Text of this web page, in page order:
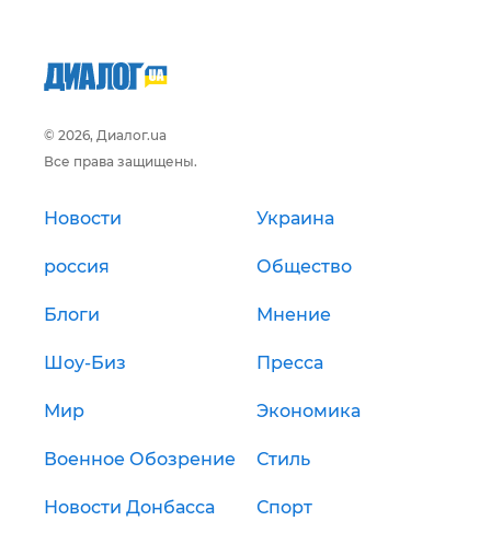
© 2026, Диалог.ua
Все права защищены.
Новости Украина
россия Общество
Блоги Мнение
Шоу-Биз Пресса
Мир Экономика
Военное Обозрение Стиль
Новости Донбасса Спорт